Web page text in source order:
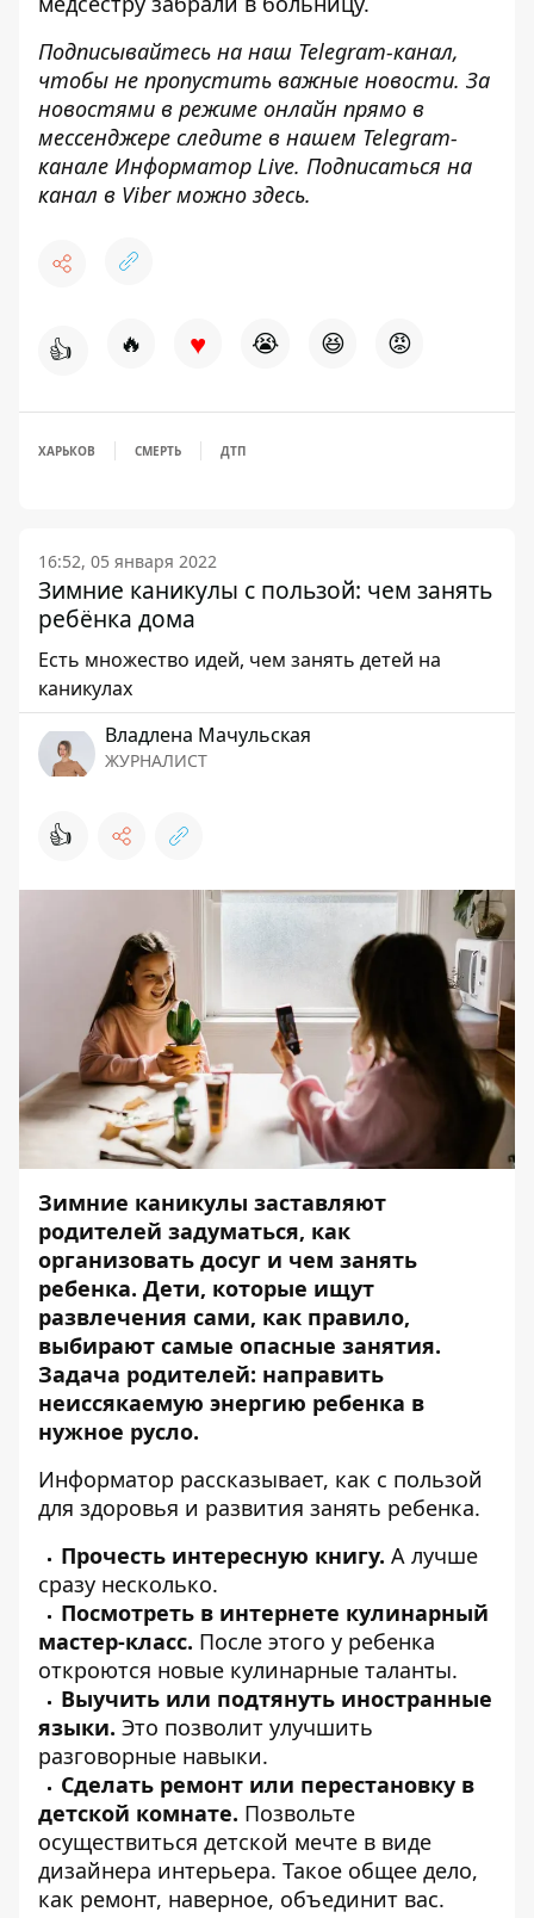
Подписывайтесь на наш Telegram-канал,
чтобы не пропустить важные новости. За
новостями в режиме онлайн прямо в
мессенджере следите в нашем Telegram-
канале Информатор Live. Подписаться на
канал в Viber можно здесь.
👍 🔥 ♥ 😭 😆 😡
ХАРЬКОВ СМЕРТЬ ДТП
16:52, 05 января 2022
Зимние каникулы с пользой: чем занять
ребёнка дома
Есть множество идей, чем занять детей на
каникулах
Владлена Мачульская
ЖУРНАЛИСТ
👍
Зимние каникулы заставляют
родителей задуматься, как
организовать досуг и чем занять
ребенка. Дети, которые ищут
развлечения сами, как правило,
выбирают самые опасные занятия.
Задача родителей: направить
неиссякаемую энергию ребенка в
нужное русло.
Информатор рассказывает, как с пользой
для здоровья и развития занять ребенка.
Прочесть интересную книгу. А лучше
сразу несколько.
Посмотреть в интернете кулинарный
мастер-класс. После этого у ребенка
откроются новые кулинарные таланты.
Выучить или подтянуть иностранные
языки. Это позволит улучшить
разговорные навыки.
Сделать ремонт или перестановку в
детской комнате. Позвольте
осуществиться детской мечте в виде
дизайнера интерьера. Такое общее дело,
как ремонт, наверное, объединит вас.